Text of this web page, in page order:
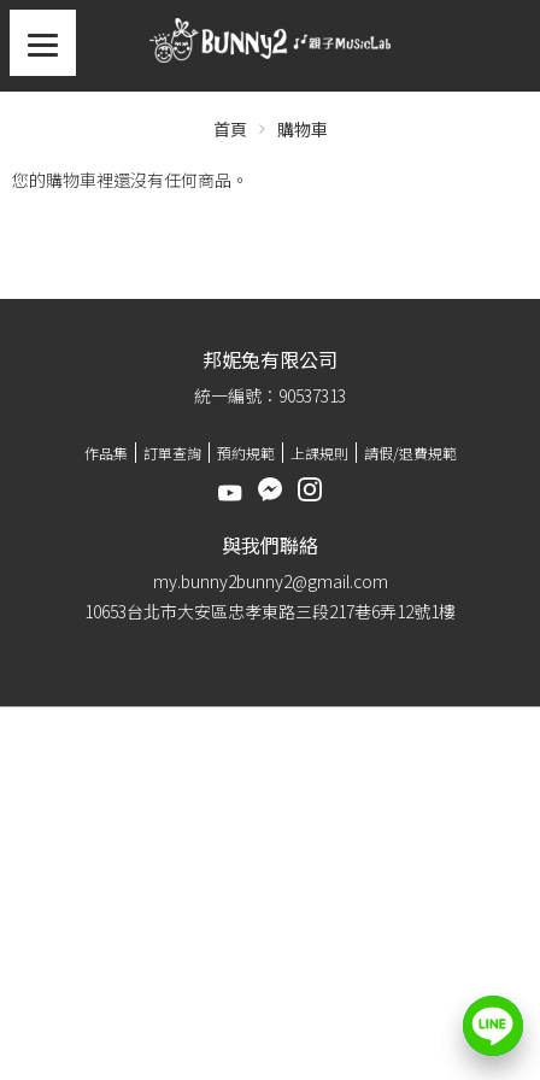
首頁 購物車
您的購物車裡還沒有任何商品。
邦妮兔有限公司
統一編號：90537313
作品集 訂單查詢 預約規範 上課規則 請假/退費規範
與我們聯絡
my.bunny2bunny2@gmail.com
10653台北市大安區忠孝東路三段217巷6弄12號1樓